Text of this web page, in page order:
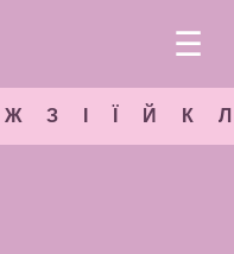
☰
Ж З Й К Л